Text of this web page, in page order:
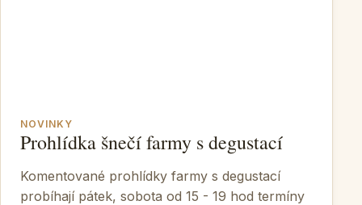
NOVINKY
Prohlídka šnečí farmy s degustací
Komentované prohlídky farmy s degustací
probíhají pátek, sobota od 15 - 19 hod termíny